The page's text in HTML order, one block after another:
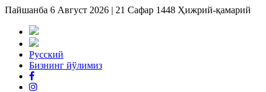
Пайшанба 6 Август 2026 | 21 Сафар 1448 Ҳижрий-қамарий
Русский
Бизнинг йўлимиз